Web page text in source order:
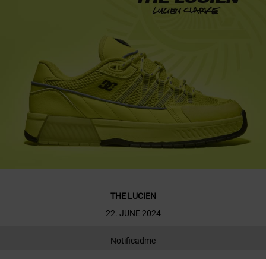
THE LUCIEN
22. JUNE 2024
Notificadme